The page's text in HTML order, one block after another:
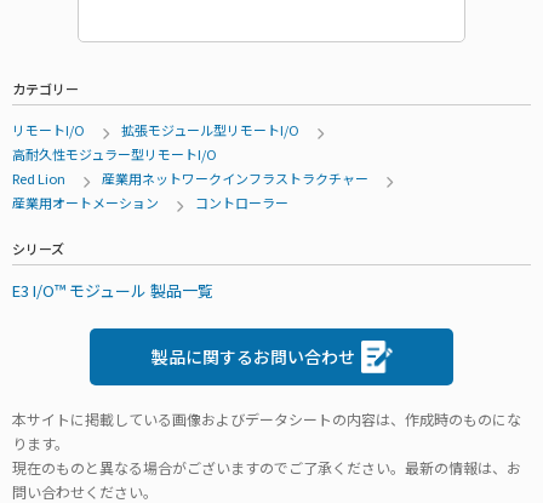
カテゴリー
リモートI/O
拡張モジュール型リモートI/O
高耐久性モジュラー型リモートI/O
Red Lion
産業用ネットワークインフラストラクチャー
産業用オートメーション
コントローラー
シリーズ
E3 I/O™ モジュール 製品一覧
製品に関するお問い合わせ
本サイトに掲載している画像およびデータシートの内容は、作成時のものにな
ります。
現在のものと異なる場合がございますのでご了承ください。最新の情報は、お
問い合わせください。